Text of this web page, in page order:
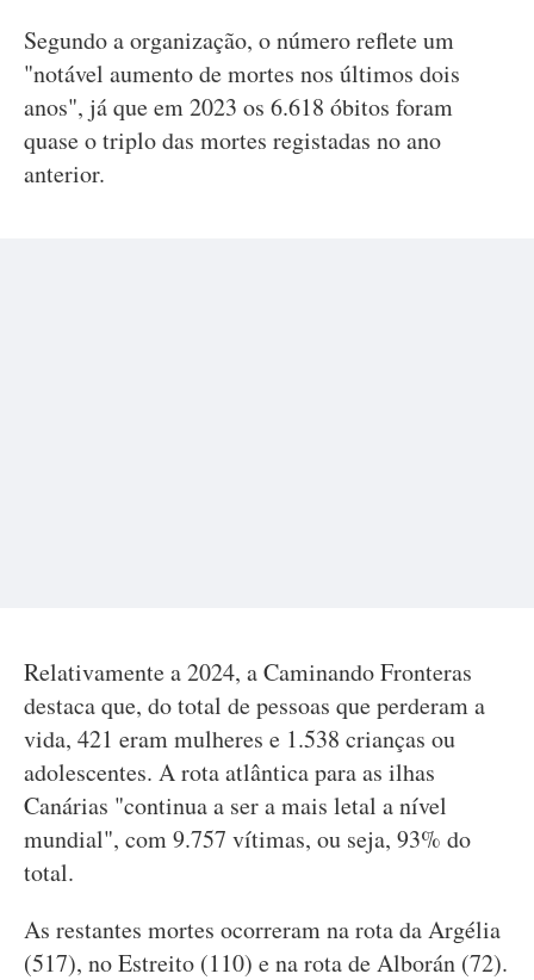
Segundo a organização, o número reflete um
"notável aumento de mortes nos últimos dois
anos", já que em 2023 os 6.618 óbitos foram
quase o triplo das mortes registadas no ano
anterior.
Relativamente a 2024, a Caminando Fronteras
destaca que, do total de pessoas que perderam a
vida, 421 eram mulheres e 1.538 crianças ou
adolescentes. A rota atlântica para as ilhas
Canárias "continua a ser a mais letal a nível
mundial", com 9.757 vítimas, ou seja, 93% do
total.
As restantes mortes ocorreram na rota da Argélia
(517), no Estreito (110) e na rota de Alborán (72).